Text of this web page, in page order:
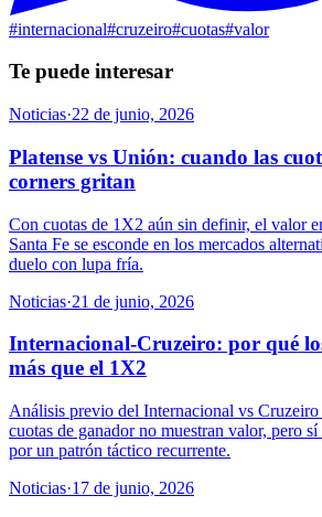
#internacional#cruzeiro#cuotas#valor
Te puede interesar
Noticias·22 de junio, 2026
Platense vs Unión: cuando las
corners gritan
Con cuotas de 1X2 aún sin definir, el valor
Santa Fe se esconde en los mercados
duelo con lupa fría.
Noticias·21 de junio, 2026
Internacional-Cruzeiro: por qué
más que el 1X2
Análisis previo del Internacional vs
cuotas de ganador no muestran valor, pero sí
por un patrón táctico recurrente.
Noticias·17 de junio, 2026